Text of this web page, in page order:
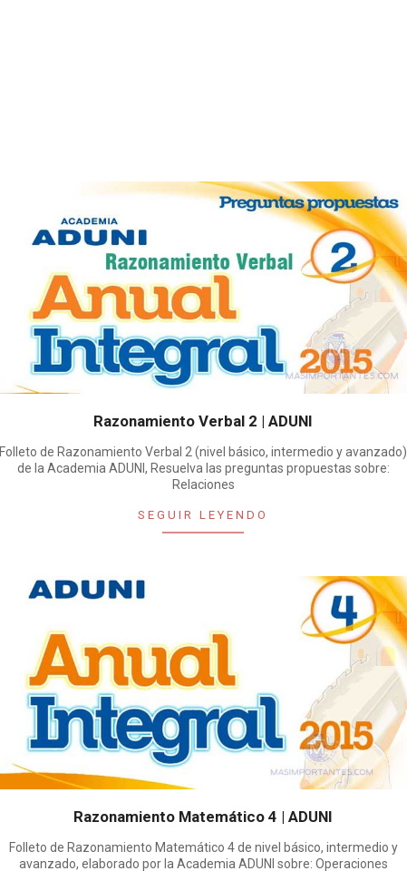
Razonamiento Verbal 2 | ADUNI
Folleto de Razonamiento Verbal 2 (nivel básico, intermedio y avanzado)
de la Academia ADUNI, Resuelva las preguntas propuestas sobre:
Relaciones
SEGUIR LEYENDO
Razonamiento Matemático 4 | ADUNI
Folleto de Razonamiento Matemático 4 de nivel básico, intermedio y
avanzado, elaborado por la Academia ADUNI sobre: Operaciones